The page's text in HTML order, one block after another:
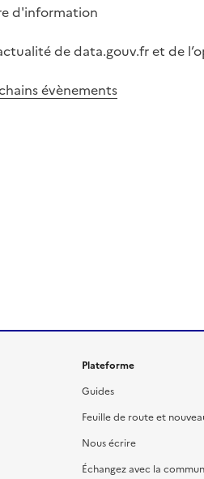
d'information
de data.gouv.fr et de
évènements
Plateforme
Guides
Feuille de route et
Nous écrire
Échangez avec la